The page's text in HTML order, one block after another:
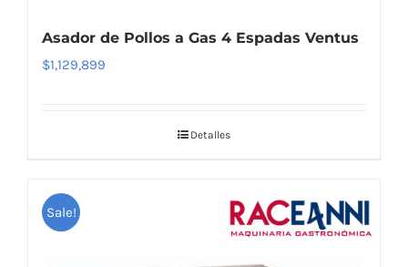
Asador de Pollos a Gas 4 Espadas Ventus
$1,129,899
Detalles
Sale!